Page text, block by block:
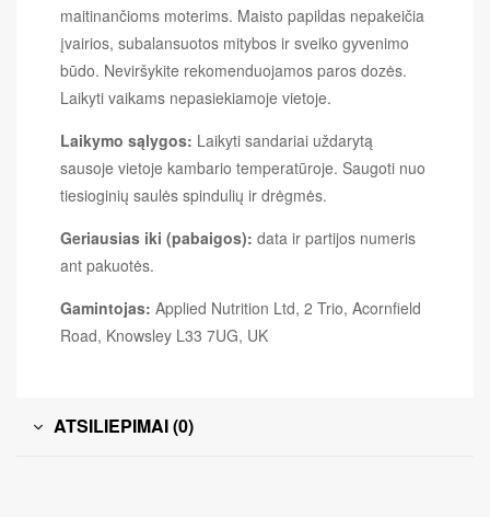
maitinančioms moterims. Maisto papildas nepakeičia
įvairios, subalansuotos mitybos ir sveiko gyvenimo
būdo. Neviršykite rekomenduojamos paros dozės.
Laikyti vaikams nepasiekiamoje vietoje.
Laikymo sąlygos: Laikyti sandariai uždarytą
sausoje vietoje kambario temperatūroje. Saugoti nuo
tiesioginių saulės spindulių ir drėgmės.
Geriausias iki (pabaigos): data ir partijos numeris
ant pakuotės.
Gamintojas: Applied Nutrition Ltd, 2 Trio, Acornfield
Road, Knowsley L33 7UG, UK
ATSILIEPIMAI (0)